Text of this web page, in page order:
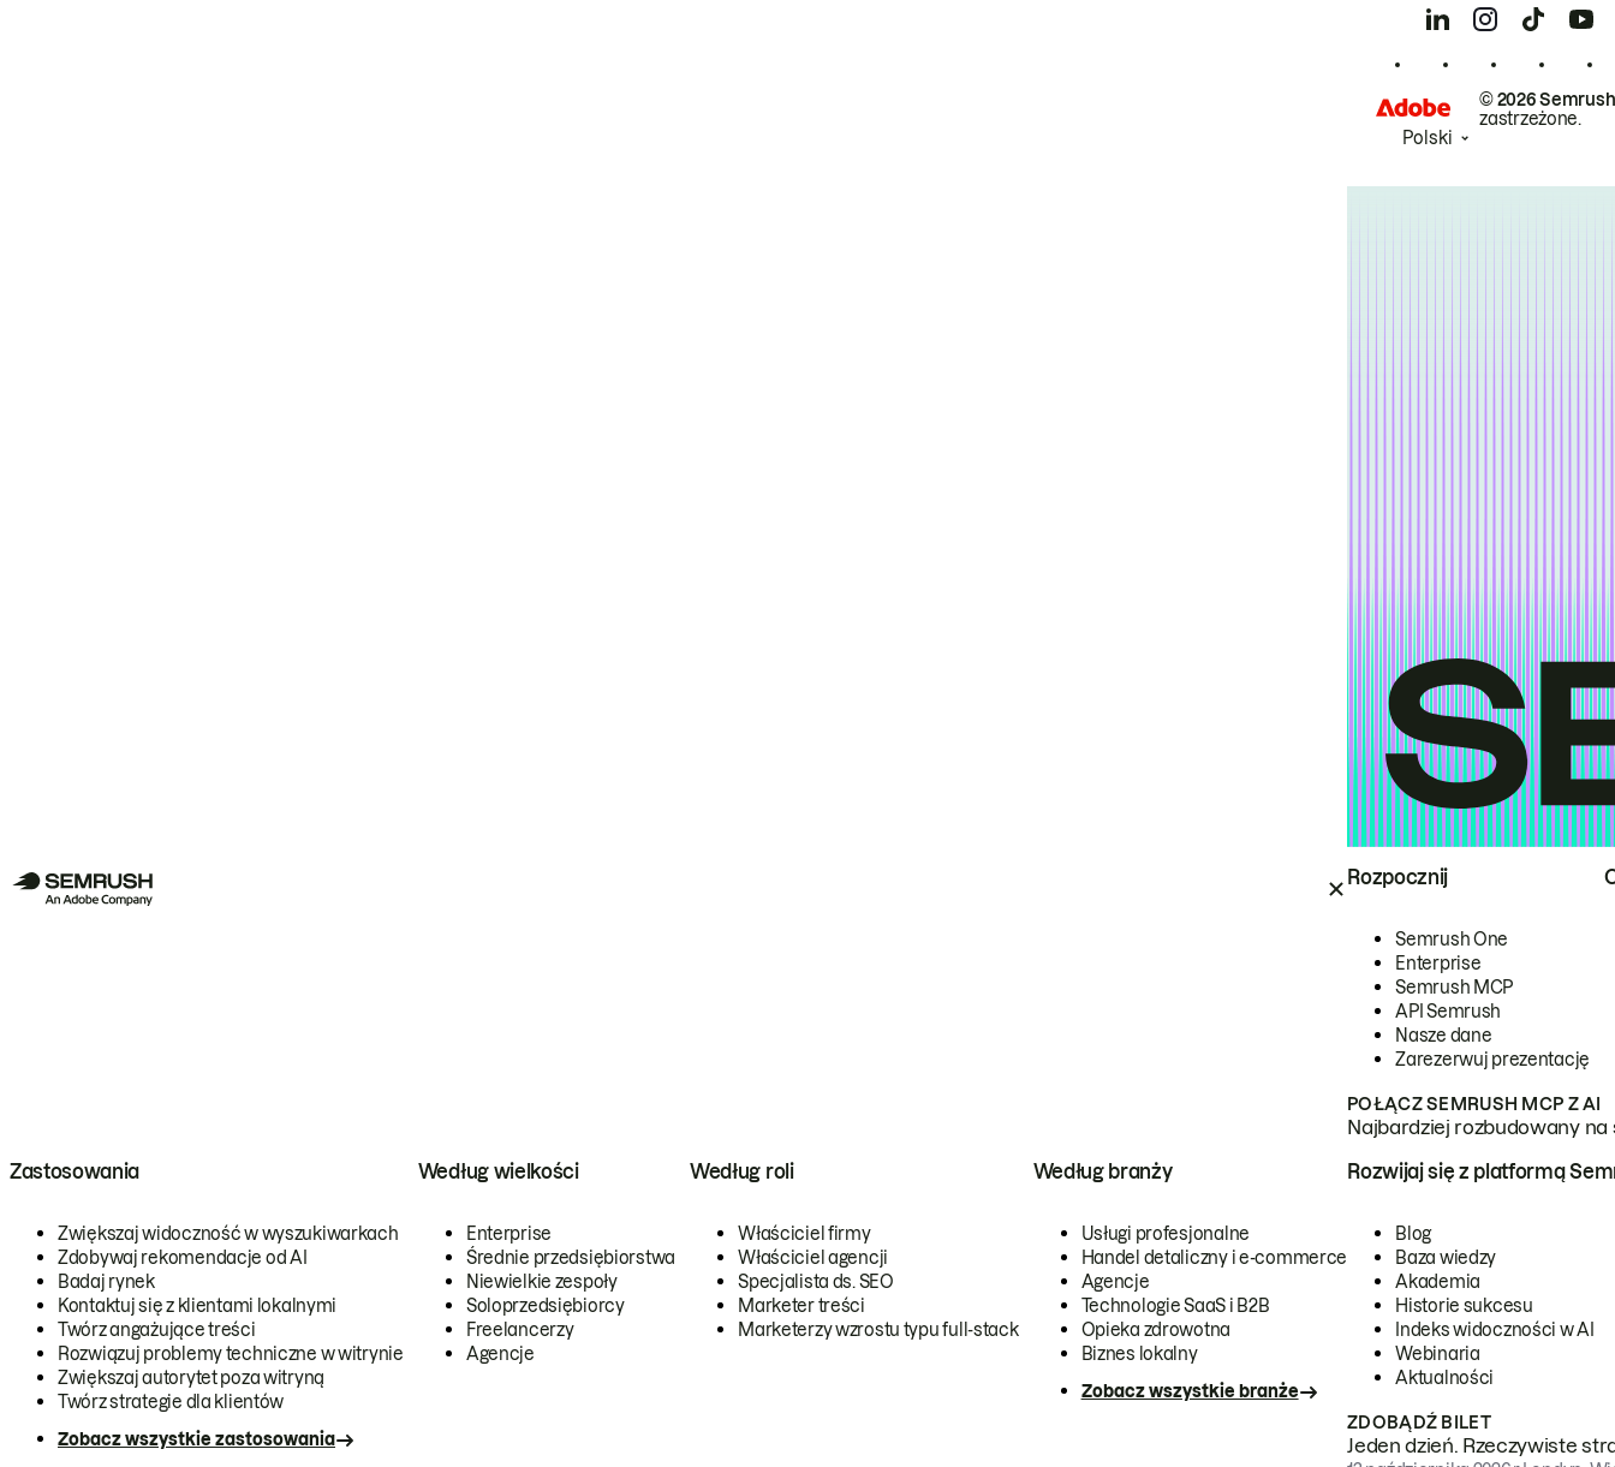
Rozpocznij
Semrush One
Enterprise
Semrush MCP
API Semrush
Nasze dane
Zarezerwuj prezentację
POŁĄCZ SEMRUSH MCP Z AI
Najbardziej rozbudowany
Zastosowania
Zwiększaj widoczność w wyszukiwarkach
Zdobywaj rekomendacje od AI
Badaj rynek
Kontaktuj się z klientami lokalnymi
Twórz angażujące treści
Rozwiązuj problemy techniczne w witrynie
Zwiększaj autorytet poza witryną
Twórz strategie dla klientów
Zobacz wszystkie zastosowania
Według wielkości
Enterprise
Średnie przedsiębiorstwa
Niewielkie zespoły
Soloprzedsiębiorcy
Freelancerzy
Agencje
Według roli
Właściciel firmy
Właściciel agencji
Specjalista ds. SEO
Marketer treści
Marketerzy wzrostu typu full-stack
Według branży
Usługi profesjonalne
Handel detaliczny i e-commerce
Agencje
Technologie SaaS i B2B
Opieka zdrowotna
Biznes lokalny
Zobacz wszystkie branże
Rozwijaj się z platformą
Blog
Baza wiedzy
Akademia
Historie sukcesu
Indeks widoczności w AI
Webinaria
Aktualności
ZDOBĄDŹ BILET
Jeden dzień. Rzeczywiste
© 2026
zastrzeżone.
Polski